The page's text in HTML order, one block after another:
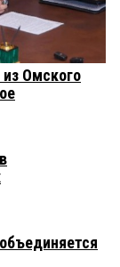
Омского